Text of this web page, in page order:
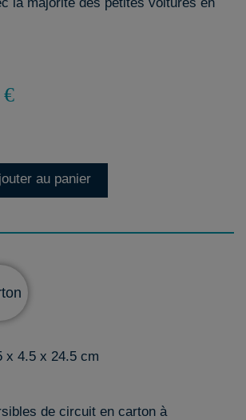
au panier
x 4.5 x 24.5 cm
de circuit en carton à